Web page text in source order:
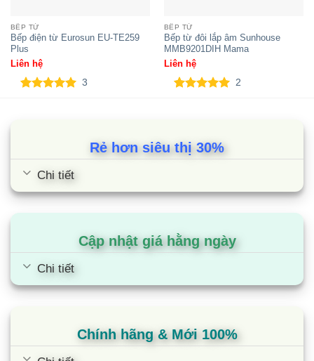
BẾP TỪ
Bếp điện từ Eurosun EU-TE259
Plus
Liên hệ
3
BẾP TỪ
Bếp từ đôi lắp âm Sunhouse
MMB9201DIH Mama
Liên hệ
2
Rẻ hơn siêu thị 30%
Chi tiết
Cập nhật giá hằng ngày
Chi tiết
Chính hãng & Mới 100%